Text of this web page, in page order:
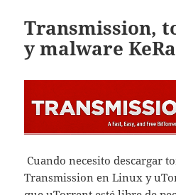
Transmission,
y malware
Cuando necesito descargar
Transmission en Linux y